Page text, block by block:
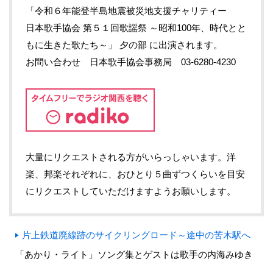
「令和６年能登半島地震被災地支援チャリティー
日本歌手協会 第５１回歌謡祭 ～昭和100年、時代とと
もに生きた歌たち～」 夕の部 に出演されます。
お問い合わせ 日本歌手協会事務局 03-6280-4230
大量にリクエストされる方がいらっしゃいます。洋
楽、邦楽それぞれに、おひとり５曲ずつくらいを目安
にリクエストしていただけますようお願いします。
片上鉄道廃線跡のサイクリングロード～途中の苦木駅へ
「あかり・ライト」ソング集とゲストは歌手の内海みゆき